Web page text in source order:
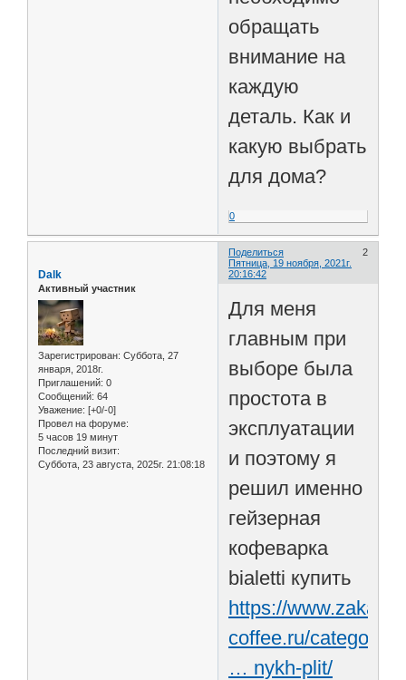
обращать
внимание на
каждую
деталь. Как и
какую выбрать
для дома?
0
Поделиться
2
Пятница, 19 ноября, 2021г.
20:16:42
Dalk
Активный участник
Зарегистрирован: Суббота, 27
января, 2018г.
Приглашений: 0
Сообщений: 64
Уважение: [+0/-0]
Провел на форуме:
5 часов 19 минут
Последний визит:
Суббота, 23 августа, 2025г. 21:08:18
Для меня
главным при
выборе была
простота в
эксплуатации
и поэтому я
решил именно
гейзерная
кофеварка
bialetti купить
https://www.zakaz-
coffee.ru/category/
… nykh-plit/